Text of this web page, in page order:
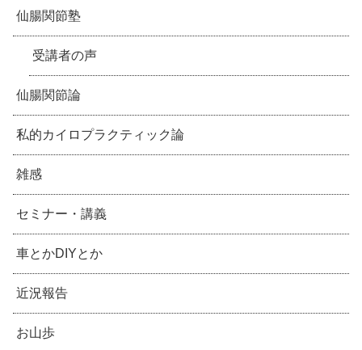
仙腸関節塾
受講者の声
仙腸関節論
私的カイロプラクティック論
雑感
セミナー・講義
車とかDIYとか
近況報告
お山歩